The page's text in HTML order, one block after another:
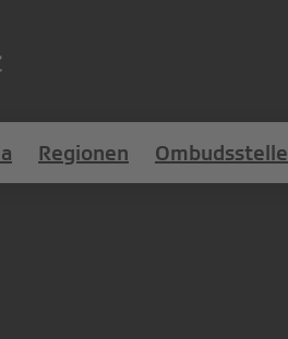
Regionen Ombudsstelle